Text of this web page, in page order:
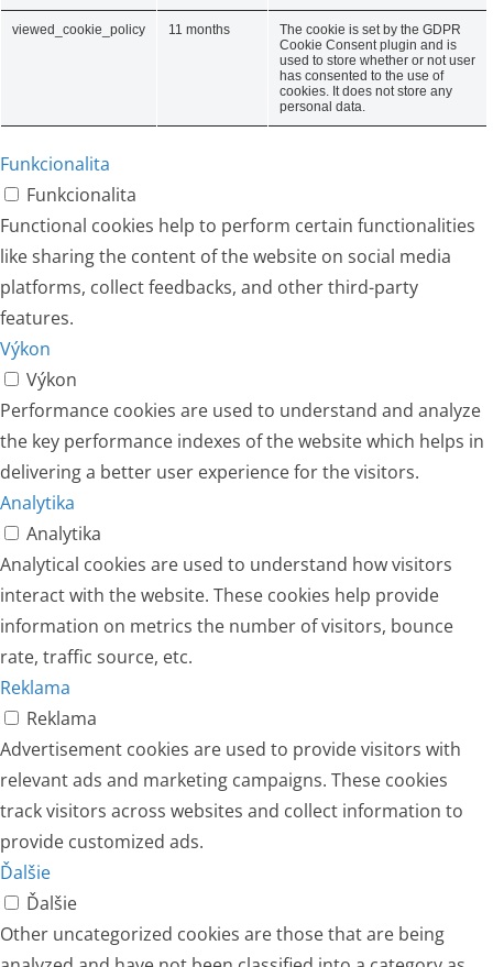
viewed_cookie_policy 11 months
The cookie is set by the GDPR
Cookie Consent plugin and is
used to store whether or not user
has consented to the use of
cookies. It does not store any
personal data.
Funkcionalita
Funkcionalita
Functional cookies help to perform certain functionalities
like sharing the content of the website on social media
platforms, collect feedbacks, and other third-party
features.
Výkon
Výkon
Performance cookies are used to understand and analyze
the key performance indexes of the website which helps in
delivering a better user experience for the visitors.
Analytika
Analytika
Analytical cookies are used to understand how visitors
interact with the website. These cookies help provide
information on metrics the number of visitors, bounce
rate, traffic source, etc.
Reklama
Reklama
Advertisement cookies are used to provide visitors with
relevant ads and marketing campaigns. These cookies
track visitors across websites and collect information to
provide customized ads.
Ďalšie
Ďalšie
Other uncategorized cookies are those that are being